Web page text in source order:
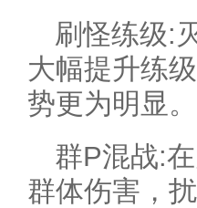
刷怪练级:
大幅提升练
势更为明显。
群P混战:
群体伤害，